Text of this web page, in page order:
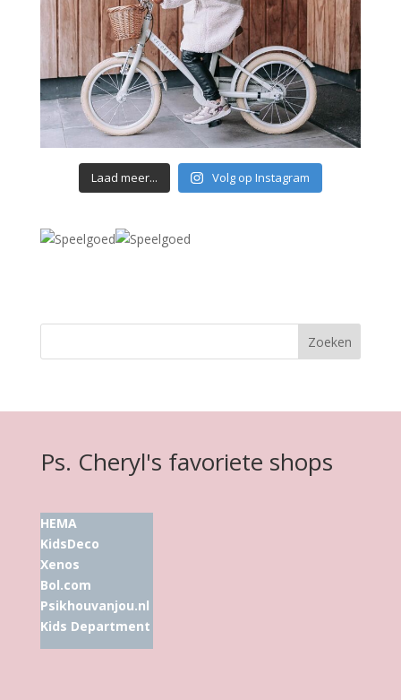
Laad meer... Volg op Instagram
Ps. Cheryl's favoriete shops
HEMA
KidsDeco
Xenos
Bol.com
Psikhouvanjou.nl
Kids Department